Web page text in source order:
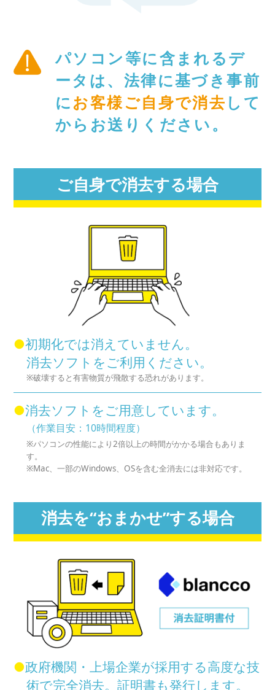
パソコン等に含まれるデ
ータは、法律に基づき事前
にお客様ご自身で消去 して
からお送りください。
ご自身で消去する場合
●初期化では消えていません。
消去ソフトをご利用ください。
※破壊すると有害物質が飛散する恐れがあります。
●消去ソフトをご用意しています。
（作業目安：10時間程度）
※パソコンの性能により2倍以上の時間がかかる場合もありま
す。
※Mac、一部のWindows、OSを含む全消去には非対応です。
消去を“おまかせ”する場合
●政府機関・上場企業が採用する高度な技
術で完全消去。 証明書も発行します。